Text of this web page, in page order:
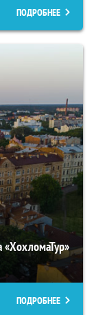
ПОДРОБНЕЕ
«ХохломаТур»
ПОДРОБНЕЕ